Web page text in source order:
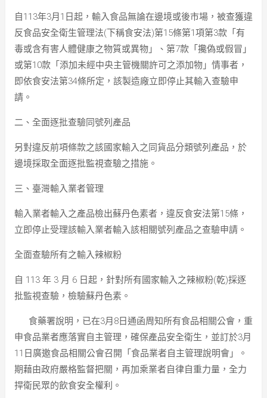
自113年3月1日起，輸入食品無論在邊境或後市場，被查獲違
反食品安全衛生管理法(下稱食安法)第15條第1項第3款「有
毒或含有害人體健康之物質或異物」、第7款「攙偽或假冒」
或第10款「添加未經中央主管機關許可之添加物」情事者，
即依食安法第34條所定，該製造廠立即停止其輸入查驗申
請。
二、全面逐批查驗同號列產品
另對違反前項條款之該國家輸入之同貨品分類號列產品，於
邊境採取全面逐批監視查驗之措施。
三、臺灣輸入業者管理
輸入業者輸入之產品檢出蘇丹色素者，違反食安法第15條，
立即停止受理該輸入業者輸入該相關號列產品之查驗申請。
全面查驗所有之輸入辣椒粉
自 113 年 3 月 6 日起，針對所有國家輸入之辣椒粉(乾)採逐
批監視查驗，檢驗蘇丹色素。
食藥署說明，已在3月8日通函周知所有食品相關公會，重
申食品業者應落實自主管理，確保產品安全衛生，並訂於3月
11日廣邀食品相關公會召開「食品業者自主管理說明會」。
期藉由政府嚴格監督把關，再加乘業者自律自重力量，全力
捍衛民眾的飲食安全權利。